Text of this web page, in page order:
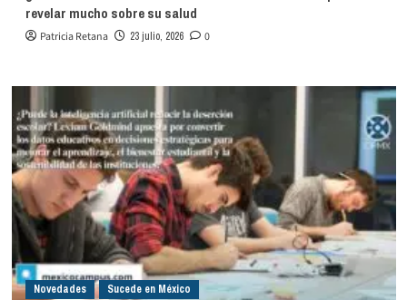
revelar mucho sobre su salud
Patricia Retana 23 julio, 2026 0
Novedades Sucede en México